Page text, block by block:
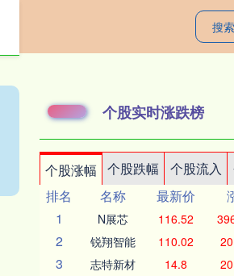
个股实时涨跌榜
个股涨幅 个股跌幅 个股流入
排名
名称 最新价
1
N展芯 116.52
2 锐翔智能 110.02
3 志特新材 14.8